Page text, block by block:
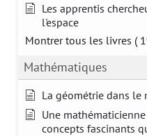
Les apprentis
l'espace
Montrer tous les livres (
Mathématiques
La géométrie dans le
Une
concepts fascinants